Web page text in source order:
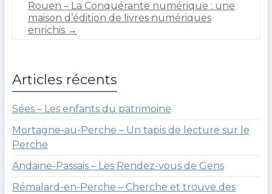
0
1
9
Rouen – La Conquérante numérique : une
maison d’édition de livres numériques
enrichis →
Articles récents
Sées – Les enfants du patrimoine
Mortagne-au-Perche – Un tapis de lecture sur le
Perche
Andaine-Passais – Les Rendez-vous de Gens
Rémalard-en-Perche – Cherche et trouve des